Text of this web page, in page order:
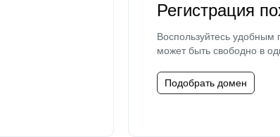
Регистрация
Воспользуйтесь
может быть свободно в
Подобрать домен